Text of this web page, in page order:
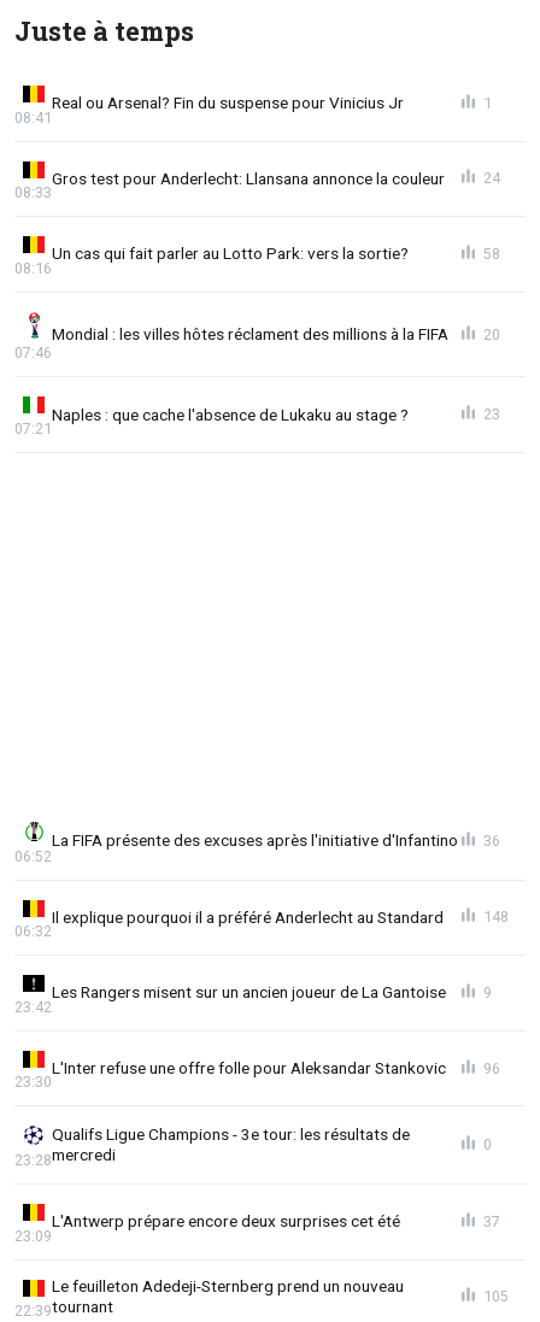
Juste à temps
Real ou Arsenal? Fin du suspense pour Vinicius Jr
08:41
1
Gros test pour Anderlecht: Llansana annonce la couleur
08:33
24
Un cas qui fait parler au Lotto Park: vers la sortie?
08:16
58
Mondial : les villes hôtes réclament des millions à la FIFA
07:46
20
Naples : que cache l'absence de Lukaku au stage ?
07:21
23
La FIFA présente des excuses après l'initiative d'Infantino
06:52
36
Il explique pourquoi il a préféré Anderlecht au Standard
06:32
148
Les Rangers misent sur un ancien joueur de La Gantoise
23:42
9
L'Inter refuse une offre folle pour Aleksandar Stankovic
23:30
96
Qualifs Ligue Champions - 3e tour: les résultats de
mercredi
23:28
0
L'Antwerp prépare encore deux surprises cet été
23:09
37
Le feuilleton Adedeji-Sternberg prend un nouveau
tournant
22:39
105